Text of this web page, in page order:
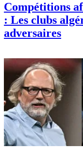
Compétitions
: Les clubs
adversaires